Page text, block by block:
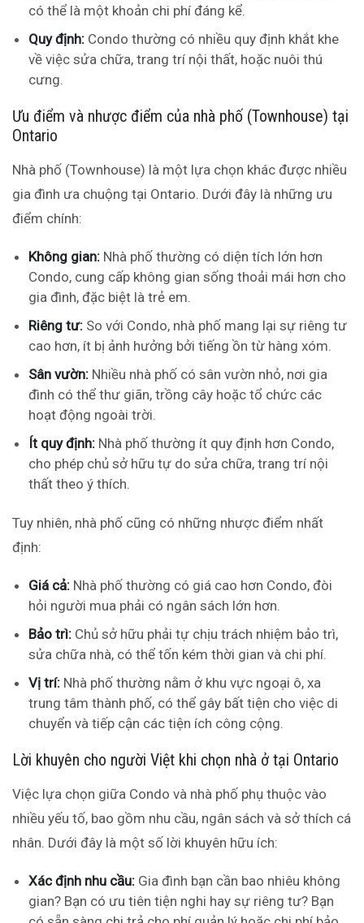
có thể là một khoản chi phí đáng kể.
Quy định: Condo thường có nhiều quy định khắt khe
về việc sửa chữa, trang trí nội thất, hoặc nuôi thú
cưng.
Ưu điểm và nhược điểm của nhà phố (Townhouse) tại
Ontario
Nhà phố (Townhouse) là một lựa chọn khác được nhiều
gia đình ưa chuộng tại Ontario. Dưới đây là những ưu
điểm chính:
Không gian: Nhà phố thường có diện tích lớn hơn
Condo, cung cấp không gian sống thoải mái hơn cho
gia đình, đặc biệt là trẻ em.
Riêng tư: So với Condo, nhà phố mang lại sự riêng tư
cao hơn, ít bị ảnh hưởng bởi tiếng ồn từ hàng xóm.
Sân vườn: Nhiều nhà phố có sân vườn nhỏ, nơi gia
đình có thể thư giãn, trồng cây hoặc tổ chức các
hoạt động ngoài trời.
Ít quy định: Nhà phố thường ít quy định hơn Condo,
cho phép chủ sở hữu tự do sửa chữa, trang trí nội
thất theo ý thích.
Tuy nhiên, nhà phố cũng có những nhược điểm nhất
định:
Giá cả: Nhà phố thường có giá cao hơn Condo, đòi
hỏi người mua phải có ngân sách lớn hơn.
Bảo trì: Chủ sở hữu phải tự chịu trách nhiệm bảo trì,
sửa chữa nhà, có thể tốn kém thời gian và chi phí.
Vị trí: Nhà phố thường nằm ở khu vực ngoại ô, xa
trung tâm thành phố, có thể gây bất tiện cho việc di
chuyển và tiếp cận các tiện ích công cộng.
Lời khuyên cho người Việt khi chọn nhà ở tại Ontario
Việc lựa chọn giữa Condo và nhà phố phụ thuộc vào
nhiều yếu tố, bao gồm nhu cầu, ngân sách và sở thích cá
nhân. Dưới đây là một số lời khuyên hữu ích:
Xác định nhu cầu: Gia đình bạn cần bao nhiêu không
gian? Bạn có ưu tiên tiện nghi hay sự riêng tư? Bạn